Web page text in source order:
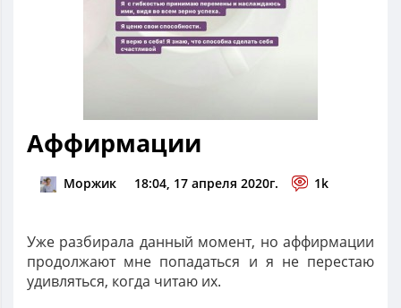
Аффирмации
Моржик 18:04, 17 апреля 2020г. 1k
Уже разбирала данный момент, но аффирмации
продолжают мне попадаться и я не перестаю
удивляться, когда читаю их.